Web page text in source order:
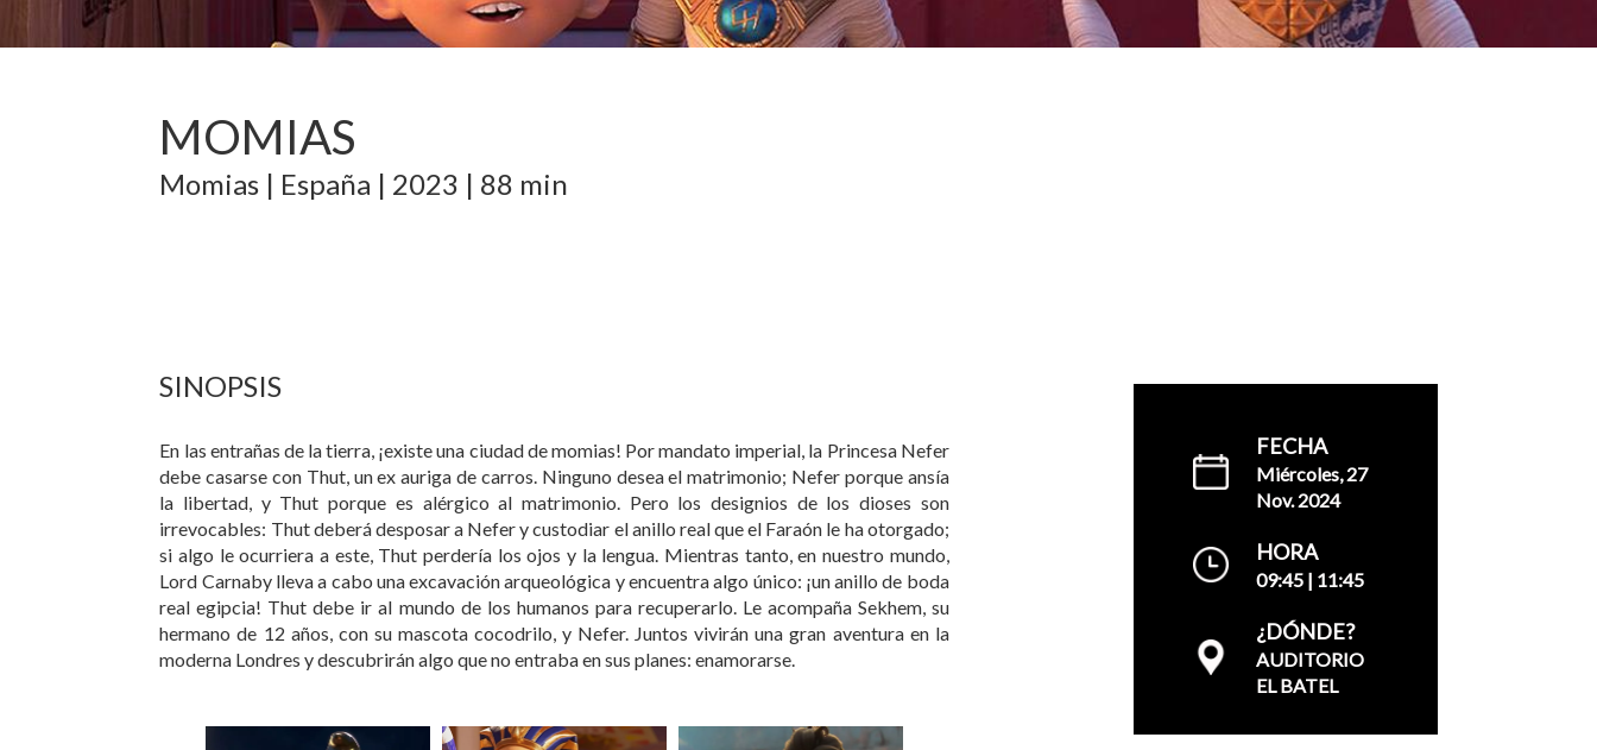
MOMIAS
Momias | España | 2023 | 88 min
SINOPSIS
En las entrañas de la tierra, ¡existe una ciudad de momias! Por mandato imperial, la Princesa Nefer
debe casarse con Thut, un ex auriga de carros. Ninguno desea el matrimonio; Nefer porque ansía
la libertad, y Thut porque es alérgico al matrimonio. Pero los designios de los dioses son
irrevocables: Thut deberá desposar a Nefer y custodiar el anillo real que el Faraón le ha otorgado;
si algo le ocurriera a este, Thut perdería los ojos y la lengua. Mientras tanto, en nuestro mundo,
Lord Carnaby lleva a cabo una excavación arqueológica y encuentra algo único: ¡un anillo de boda
real egipcia! Thut debe ir al mundo de los humanos para recuperarlo. Le acompaña Sekhem, su
hermano de 12 años, con su mascota cocodrilo, y Nefer. Juntos vivirán una gran aventura en la
moderna Londres y descubrirán algo que no entraba en sus planes: enamorarse.
FECHA
Miércoles, 27
Nov. 2024
HORA
09:45 | 11:45
¿DÓNDE?
AUDITORIO
EL BATEL